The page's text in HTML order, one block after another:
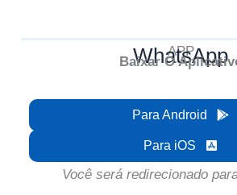
APP
WhatsApp
Baixar O
Para Android
Para iOS
Você será redirecionado